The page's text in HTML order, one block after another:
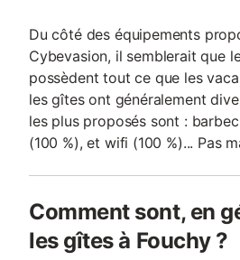
Du côté des équipements
Cybevasion, il semblerait que
possèdent tout ce que les
les gîtes ont généralement
les plus proposés sont :
(100 %), et wifi (100 %)... Pas
Comment sont, en
les gîtes à Fouchy ?